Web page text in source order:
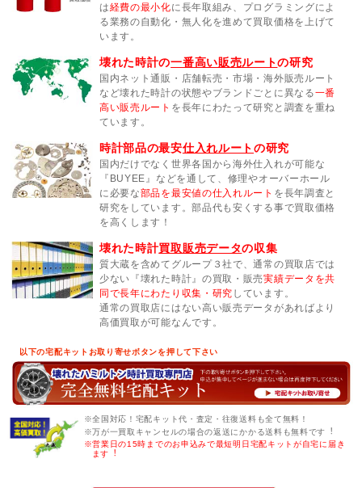
は経費の最小化に長年取組み、プログラミングによ
る業務の自動化・無人化を進めて買取価格を上げて
います。
壊れた時計の一番高い販売ルートの研究
国内ネット通販・店舗転売・市場・海外販売ルート
など壊れた時計の状態やブランドごとに異なる一番
高い販売ルート を長年にわたって研究と調査を重ね
ています。
時計部品の最安仕入れルートの研究
国内だけでなく世界各国から海外仕入れが可能な
『BUYEE』などを通して、修理やオーバーホール
に必要な部品を最安値の仕入れルート を長年調査と
研究をしています。部品代も安くする事で買取価格
を高くします！
壊れた時計買取販売データの収集
質大蔵を含めてグループ３社で、通常の買取店では
少ない『壊れた時計』の買取・販売実績データを共
同で長年にわたり収集・研究 しています。
通常の買取店にはない高い販売データがあればより
高価買取が可能なんです。
以下の宅配キットお取り寄せボタンを押して下さい
※全国対応！宅配キット代・査定・往復送料も全て無料！
※万が一買取キャンセルの場合の返送にかかる送料も無料です︕
※営業日の15時までのお申込みで最短明日宅配キットが自宅に届き
ます︕